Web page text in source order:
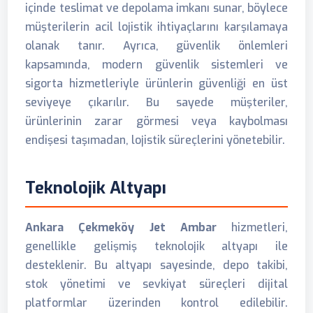
içinde teslimat ve depolama imkanı sunar, böylece
müşterilerin acil lojistik ihtiyaçlarını karşılamaya
olanak tanır. Ayrıca, güvenlik önlemleri
kapsamında, modern güvenlik sistemleri ve
sigorta hizmetleriyle ürünlerin güvenliği en üst
seviyeye çıkarılır. Bu sayede müşteriler,
ürünlerinin zarar görmesi veya kaybolması
endişesi taşımadan, lojistik süreçlerini yönetebilir.
Teknolojik Altyapı
Ankara Çekmeköy Jet Ambarhizmetleri,
genellikle gelişmiş teknolojik altyapı ile
desteklenir. Bu altyapı sayesinde, depo takibi,
stok yönetimi ve sevkiyat süreçleri dijital
platformlar üzerinden kontrol edilebilir.